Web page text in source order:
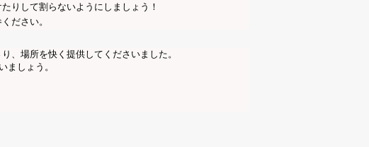
りして割らないようにしましょう！
ださい。
、場所を快く提供してくださいました。
ましょう。